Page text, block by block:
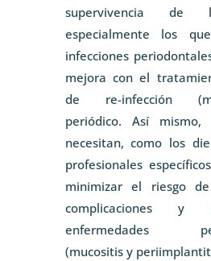
supervivencia de
especialmente los
infecciones
mejora con el
de re-infección
periódico. Así mismo,
necesitan, como los
profesionales
minimizar el riesgo
complicaciones y
enfermedades
(mucositis y